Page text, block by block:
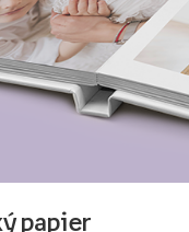
papier